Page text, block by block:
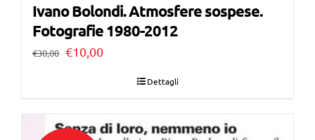
Ivano Bolondi. Atmosfere sospese.
Fotografie 1980-2012
€30,00 Il
€10,00Il
Dettagli